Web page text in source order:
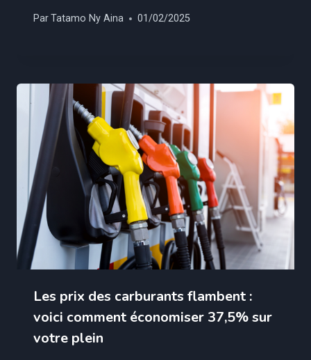
ParTatamo Ny Aina 01/02/2025
Les prix des carburants flambent :
voici comment économiser 37,5% sur
votre plein